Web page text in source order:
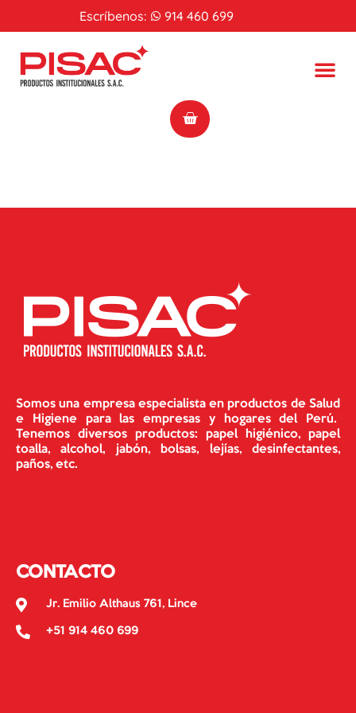
Escríbenos: 914 460 699
Somos una empresa especialista en productos de Salud
e Higiene para las empresas y hogares del Perú.
Tenemos diversos productos: papel higiénico, papel
toalla, alcohol, jabón, bolsas, lejías, desinfectantes,
paños, etc.
CONTACTO
Jr. Emilio Althaus 761, Lince
+51 914 460 699